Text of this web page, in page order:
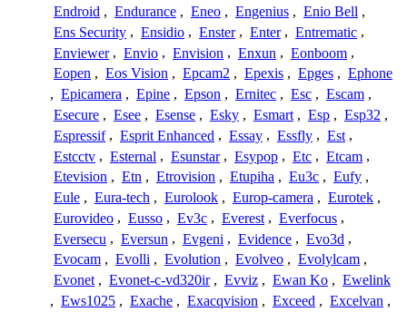
Endroid , Endurance , Eneo , Engenius , Enio Bell ,
Ens Security , Ensidio , Enster , Enter , Entrematic ,
Enviewer , Envio , Envision , Enxun , Eonboom ,
Eopen , Eos Vision , Epcam2 , Epexis , Epges , Ephone
, Epicamera , Epine , Epson , Ernitec , Esc , Escam ,
Esecure , Esee , Esense , Esky , Esmart , Esp , Esp32 ,
Espressif , Esprit Enhanced , Essay , Essfly , Est ,
Estcctv , Esternal , Esunstar , Esypop , Etc , Etcam ,
Etevision , Etn , Etrovision , Etupiha , Eu3c , Eufy ,
Eule , Eura-tech , Eurolook , Europ-camera , Eurotek ,
Eurovideo , Eusso , Ev3c , Everest , Everfocus ,
Eversecu , Eversun , Evgeni , Evidence , Evo3d ,
Evocam , Evolli , Evolution , Evolveo , Evolylcam ,
Evonet , Evonet-c-vd320ir , Evviz , Ewan Ko , Ewelink
, Ews1025 , Exache , Exacqvision , Exceed , Excelvan ,